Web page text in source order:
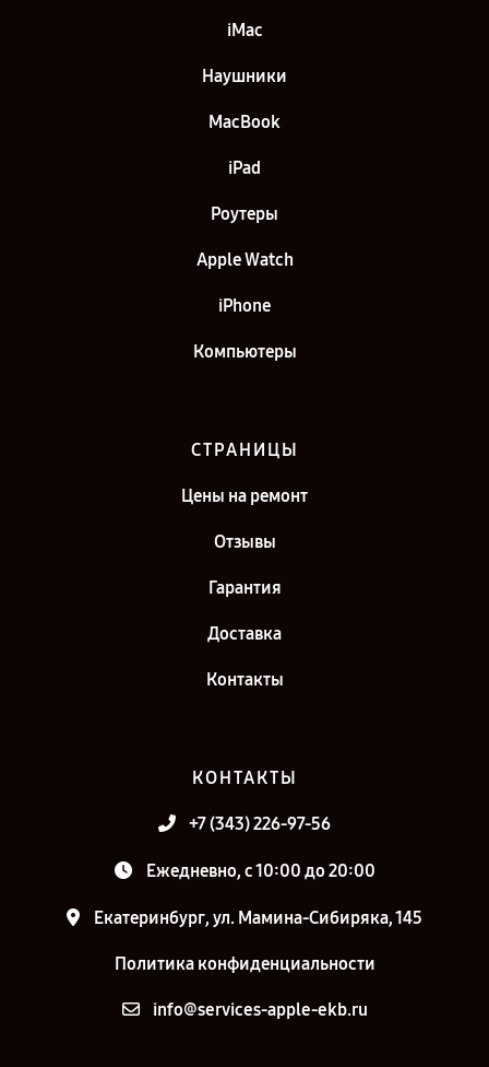
iMac
Наушники
MacBook
iPad
Роутеры
Apple Watch
iPhone
Компьютеры
СТРАНИЦЫ
Цены на ремонт
Отзывы
Гарантия
Доставка
Контакты
КОНТАКТЫ
+7 (343) 226-97-56
Ежедневно, с 10:00 до 20:00
Екатеринбург, ул. Мамина-Сибиряка, 145
Политика конфиденциальности
info@services-apple-ekb.ru